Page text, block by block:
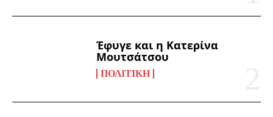
Έφυγε και η Κατερίνα
Μουτσάτσου
ΠΟΛΙΤΙΚΉ